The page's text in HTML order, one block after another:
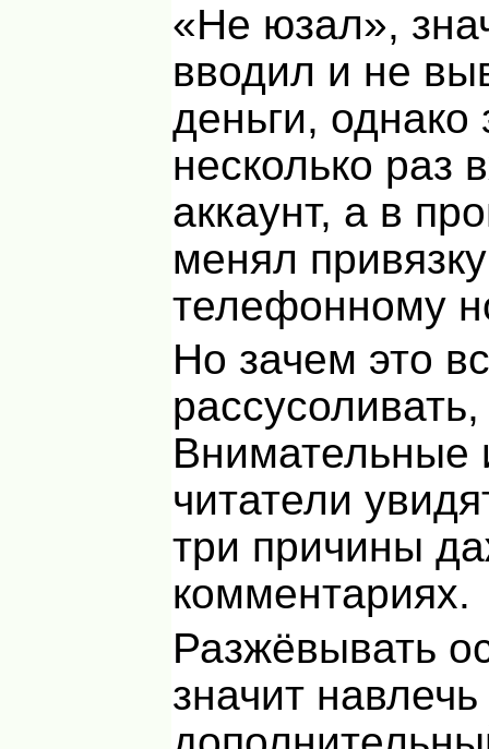
«Не юзал»,
вводил и не
деньги, однако
несколько раз
аккаунт, а в
менял
телефонному
Но зачем это
Внимательные
читатели
три причины
комментариях.
Разжёвывать
значит